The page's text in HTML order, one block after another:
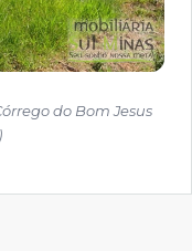
do Bom Jesus